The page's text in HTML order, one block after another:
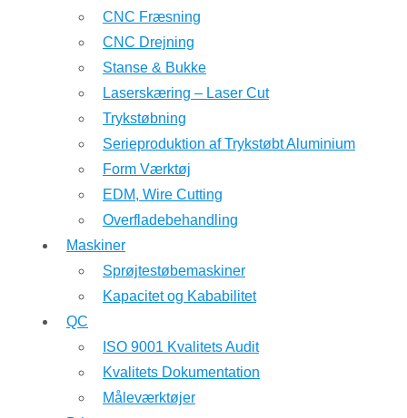
CNC Fræsning
CNC Drejning
Stanse & Bukke
Laserskæring – Laser Cut
Trykstøbning
Serieproduktion af Trykstøbt Aluminium
Form Værktøj
EDM, Wire Cutting
Overfladebehandling
Maskiner
Sprøjtestøbemaskiner
Kapacitet og Kababilitet
QC
ISO 9001 Kvalitets Audit
Kvalitets Dokumentation
Måleværktøjer